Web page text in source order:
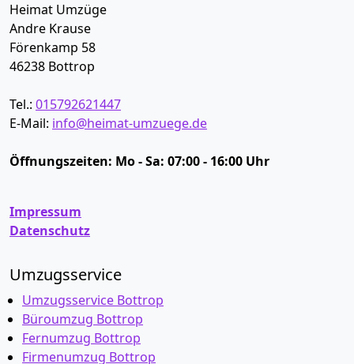
Heimat Umzüge
Andre Krause
Förenkamp 58
46238 Bottrop
Tel.: 015792621447
E-Mail: info@heimat-umzuege.de
Öffnungszeiten: Mo - Sa: 07:00 - 16:00 Uhr
Impressum
Datenschutz
Umzugsservice
Umzugsservice Bottrop
Büroumzug Bottrop
Fernumzug Bottrop
Firmenumzug Bottrop